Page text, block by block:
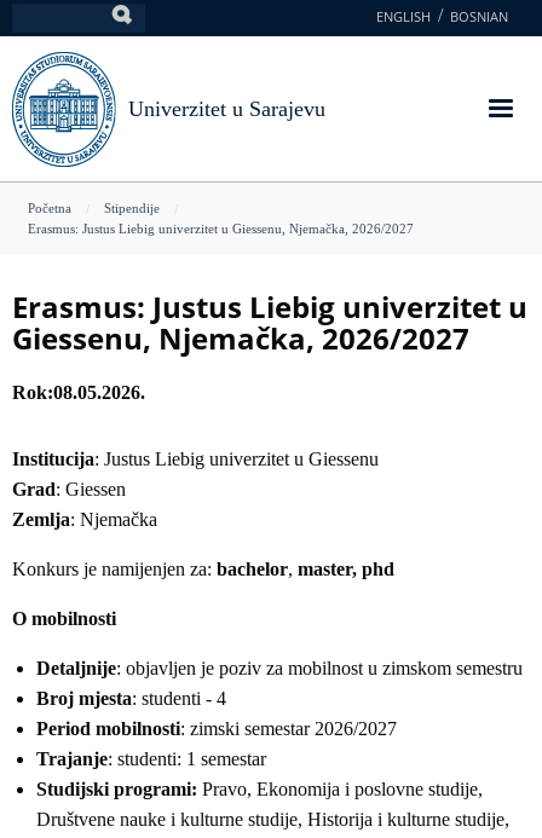
na
glavni
sadržaj
ENGLISH BOSNIAN
Univerzitet u Sarajevu
You
Početna
Stipendije
Erasmus: Justus Liebig univerzitet u Giessenu, Njemačka, 2026/2027
Erasmus: Justus Liebig univerzitet u
Giessenu, Njemačka, 2026/2027
Rok 08.05.2026.
Institucija: Justus Liebig univerzitet u Giessenu
Grad: Giessen
Zemlja: Njemačka
Konkurs je namijenjen za: bachelor, master, phd
O mobilnosti
Detaljnije: objavljen je poziv za mobilnost u zimskom semestru
Broj mjesta: studenti - 4
Period mobilnosti: zimski semestar 2026/2027
Trajanje: studenti: 1 semestar
Studijski programi: Pravo, Ekonomija i poslovne studije,
Društvene nauke i kulturne studije, Historija i kulturne studije,